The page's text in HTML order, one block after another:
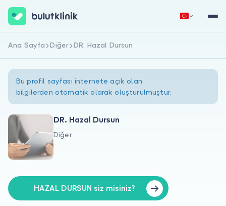
Hakkımızda
Doktorlar için
Hemen Kaydol
Ana Sayfa Diğer DR. Hazal Dursun
Bu profil sayfası internete açık olan
bilgilerden otomatik olarak oluşturulmuştur.
DR. Hazal Dursun
Diğer
HAZAL DURSUN siz misiniz?